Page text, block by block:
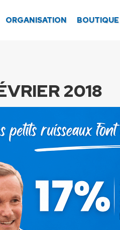
ORGANISATION BOUTIQUE
2018